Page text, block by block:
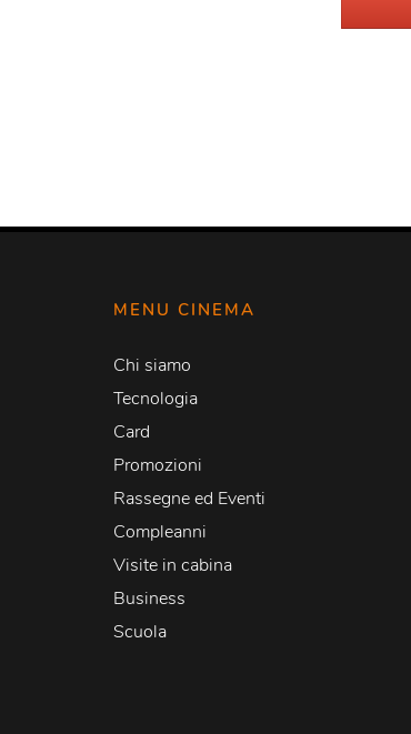
MENU CINEMA
Chi siamo
Tecnologia
Card
Promozioni
Rassegne ed Eventi
Compleanni
Visite in cabina
Business
Scuola